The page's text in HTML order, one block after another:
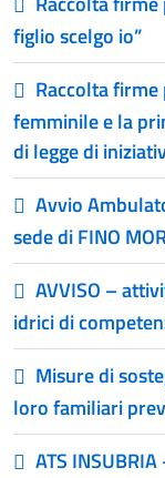
figlio scelgo io”
Raccolta
femminile e la
di legge di
Avvio
sede di FINO
AVVISO –
idrici di
Misure di
loro familiari
ATS